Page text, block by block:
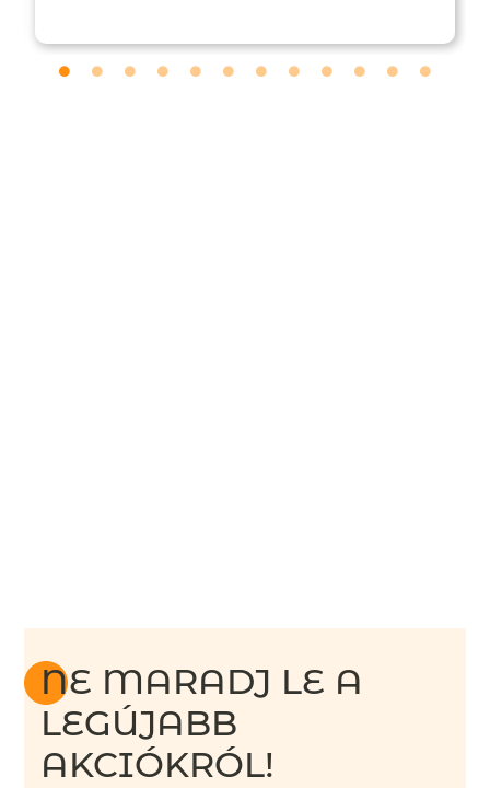
NE MARADJ LE A
LEGÚJABB
AKCIÓKRÓL!